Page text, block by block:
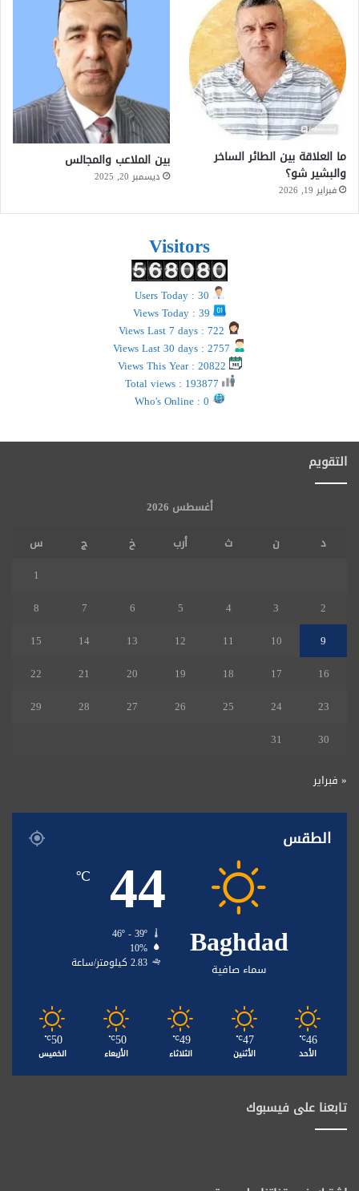
ما العلاقة بين الطائر الساخر
والبشير شو؟
فبراير 19, 2026
بين الملاعب والمجالس
ديسمبر 20, 2025
Visitors
التقويم
أغسطس 2026
د
ن ث أرب خ ج
س
1
2
3
4
5
6
7
8
9
10
11
12
13
14
15
16
17
18
19
20
21
22
23
24
25
26
27
28
29
30
31
« فبراير
الطقس
Baghdad
سماء صافية
44
℃
46º - 39º
10%
2.83 كيلومتر/ساعة
46
℃
الأحد
47
℃
الأثنين
49
℃
الثلاثاء
50
℃
الأربعاء
50
℃
الخميس
تابعنا على فيسبوك